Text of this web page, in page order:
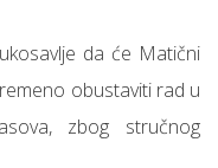
da će Matični
obustaviti rad u
zbog stručnog